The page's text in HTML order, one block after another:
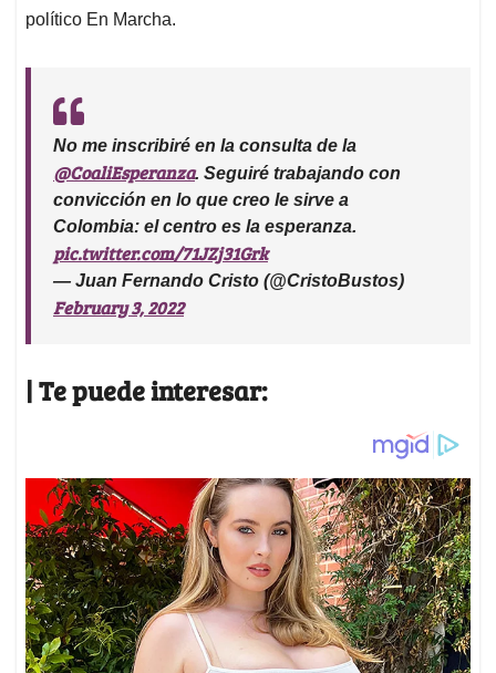
político En Marcha.
No me inscribiré en la consulta de la
@CoaliEsperanza. Seguiré trabajando con
convicción en lo que creo le sirve a
Colombia: el centro es la esperanza.
pic.twitter.com/71JZj31Grk
— Juan Fernando Cristo (@CristoBustos)
February 3, 2022
| Te puede interesar: